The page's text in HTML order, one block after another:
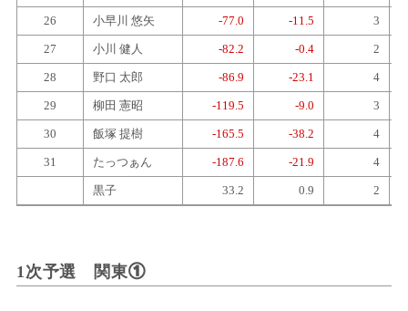
26 小早川 悠矢 -77.0 -11.5 3
27 小川 健人 -82.2 -0.4 2
28 野口 太郎 -86.9 -23.1 4
29 柳田 憲昭 -119.5 -9.0 3
30 飯塚 提樹 -165.5 -38.2 4
31 たっつぁん -187.6 -21.9 4
黒子 33.2 0.9 2
1次予選 関東①